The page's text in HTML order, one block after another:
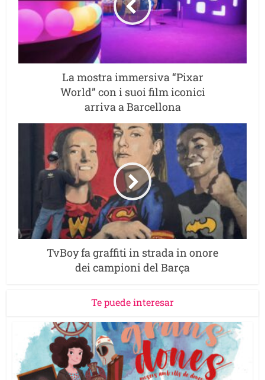
La mostra immersiva “Pixar
World” con i suoi film iconici
arriva a Barcellona
TvBoy fa graffiti in strada in onore
dei campioni del Barça
Te puede interesar